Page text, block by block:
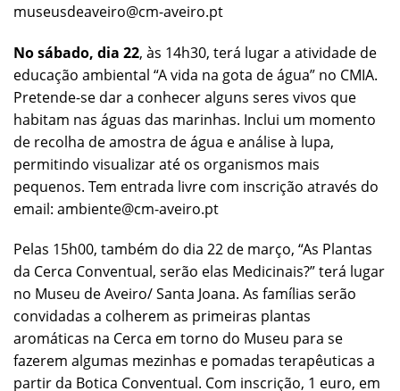
museusdeaveiro@cm-aveiro.pt
No sábado, dia 22, às 14h30, terá lugar a atividade de
educação ambiental “A vida na gota de água” no CMIA.
Pretende-se dar a conhecer alguns seres vivos que
habitam nas águas das marinhas. Inclui um momento
de recolha de amostra de água e análise à lupa,
permitindo visualizar até os organismos mais
pequenos. Tem entrada livre com inscrição através do
email: ambiente@cm-aveiro.pt
Pelas 15h00, também do dia 22 de março, “As Plantas
da Cerca Conventual, serão elas Medicinais?” terá lugar
no Museu de Aveiro/ Santa Joana. As famílias serão
convidadas a colherem as primeiras plantas
aromáticas na Cerca em torno do Museu para se
fazerem algumas mezinhas e pomadas terapêuticas a
partir da Botica Conventual. Com inscrição, 1 euro, em